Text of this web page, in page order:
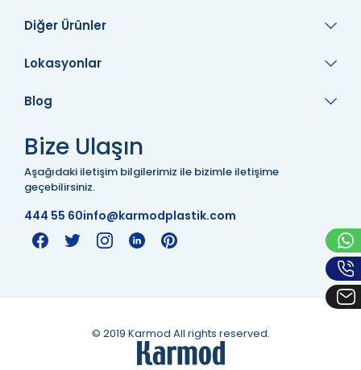
Diğer Ürünler
Lokasyonlar
Bize Ulaşın
Aşağıdaki iletişim bilgilerimiz ile bizimle iletişime
geçebilirsiniz.
444 55 60info@karmodplastik.com
Blog
© 2019 Karmod All rights reserved.